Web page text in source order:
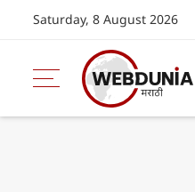
Saturday, 8 August 2026